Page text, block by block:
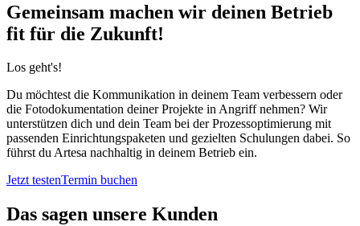
Gemeinsam machen wir deinen Betrieb
fit für die Zukunft!
Los geht's!
Du möchtest die Kommunikation in deinem Team verbessern oder
die Fotodokumentation deiner Projekte in Angriff nehmen? Wir
unterstützen dich und dein Team bei der Prozessoptimierung mit
passenden Einrichtungspaketen und gezielten Schulungen dabei. So
führst du Artesa nachhaltig in deinem Betrieb ein.
Jetzt testenTermin buchen
Das sagen unsere Kunden